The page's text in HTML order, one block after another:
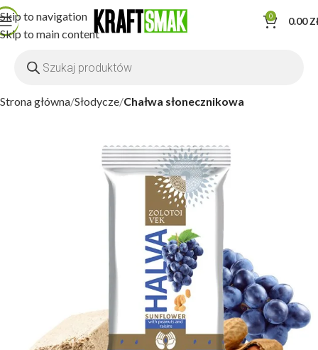
Skip to navigation
Skip to main content
0 0.00
Strona główna Słodycze Chałwa słonecznikowa